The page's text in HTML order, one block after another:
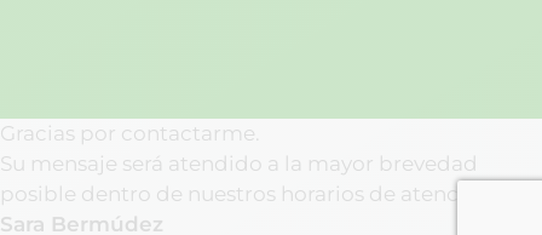
Gracias por contactarme.
Su mensaje será atendido a la mayor brevedad
posible dentro de nuestros horarios de atención.
Sara Bermúdez